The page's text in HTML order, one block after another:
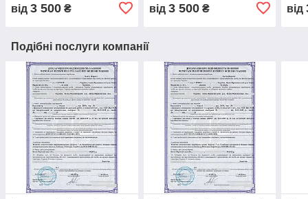
від 3 500 ₴ від 3 500₴ від
Подібні послуги компанії